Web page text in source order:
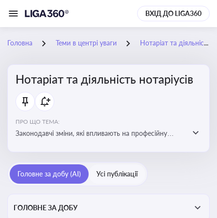
ВХІД ДО LIGA360
Головна Теми в центрі уваги Нотаріат та діяльність нотаріусів
Нотаріат та діяльність нотаріусів
ПРО ЩО ТЕМА:
Законодавчі зміни, які впливають на професійну
Головне за добу (AI) Усі публікації
ГОЛОВНЕ ЗА ДОБУ